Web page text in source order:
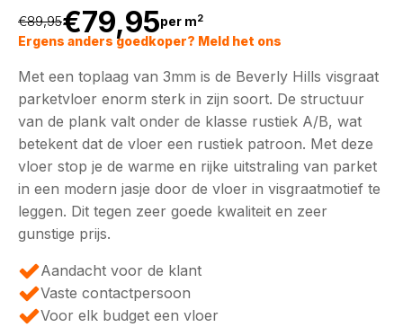
€89,95
Oorspronkelijke
prijs
was:
€89,95.
€79,95
Huidige
prijs
is:
€79,95.
per m2
Ergens anders goedkoper? Meld het ons
Met een toplaag van 3mm is de Beverly Hills visgraat
parketvloer enorm sterk in zijn soort. De structuur
van de plank valt onder de klasse rustiek A/B, wat
betekent dat de vloer een rustiek patroon. Met deze
vloer stop je de warme en rijke uitstraling van parket
in een modern jasje door de vloer in visgraatmotief te
leggen. Dit tegen zeer goede kwaliteit en zeer
gunstige prijs.
Aandacht voor de klant
Vaste contactpersoon
Voor elk budget een vloer